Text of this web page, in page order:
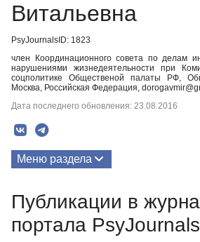
Витальевна
PsyJournalsID: 1823
член Координационного совета по делам
нарушениями жизнедеятельности при
соцполитике Общественой палаты РФ,
Москва, Российская Федерация,
Дата последнего обновления: 23.08.2016
Меню раздела
Биография
Публикации в
портала